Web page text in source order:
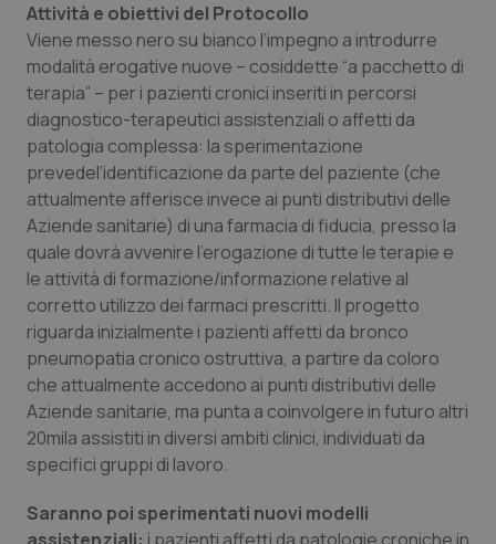
Attività e obiettivi del Protocollo
Viene messo nero su bianco l’impegno a introdurre
modalità erogative nuove – cosiddette “a pacchetto di
terapia” – per i pazienti cronici inseriti in percorsi
diagnostico-terapeutici assistenziali o affetti da
patologia complessa: la sperimentazione
prevedel’identificazione da parte del paziente (che
attualmente afferisce invece ai punti distributivi delle
Aziende sanitarie) di una farmacia di fiducia, presso la
quale dovrà avvenire l’erogazione di tutte le terapie e
le attività di formazione/informazione relative al
corretto utilizzo dei farmaci prescritti. Il progetto
riguarda inizialmente i pazienti affetti da bronco
pneumopatia cronico ostruttiva, a partire da coloro
che attualmente accedono ai punti distributivi delle
Aziende sanitarie, ma punta a coinvolgere in futuro altri
20mila assistiti in diversi ambiti clinici, individuati da
specifici gruppi di lavoro.
Saranno poi sperimentati nuovi modelli